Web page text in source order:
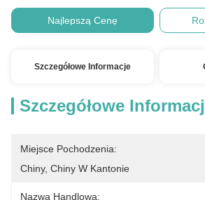
Najlepszą Cenę
Szczegółowe Informacje
Szczegółowe
Miejsce Pochodzenia:
Chiny, Chiny W Kantonie
Nazwa Handlowa: